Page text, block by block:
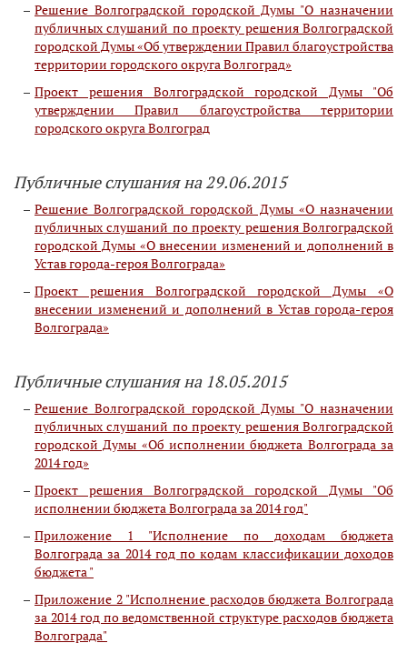
Решение Волгоградской городской Думы "О назначении
публичных слушаний по проекту решения Волгоградской
городской Думы «Об утверждении Правил благоустройства
территории городского округа Волгоград»
Проект решения Волгоградской городской Думы "Об
утверждении Правил благоустройства территории
городского округа Волгоград
Публичные слушания на 29.06.2015
Решение Волгоградской городской Думы «О назначении
публичных слушаний по проекту решения Волгоградской
городской Думы «О внесении изменений и дополнений в
Устав города-героя Волгограда»
Проект решения Волгоградской городской Думы «О
внесении изменений и дополнений в Устав города-героя
Волгограда»
Публичные слушания на 18.05.2015
Решение Волгоградской городской Думы "О назначении
публичных слушаний по проекту решения Волгоградской
городской Думы «Об исполнении бюджета Волгограда за
2014 год»
Проект решения Волгоградской городской Думы "Об
исполнении бюджета Волгограда за 2014 год"
Приложение 1 "Исполнение по доходам бюджета
Волгограда за 2014 год по кодам классификации доходов
бюджета "
Приложение 2 "Исполнение расходов бюджета Волгограда
за 2014 год по ведомственной структуре расходов бюджета
Волгограда"